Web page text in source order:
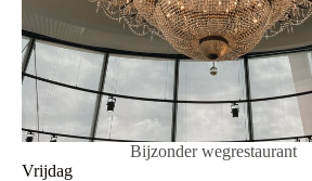
Bijzonder wegrestaurant
Vrijdag